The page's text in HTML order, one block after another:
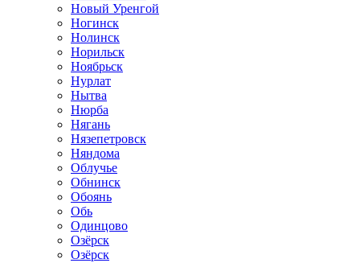
Новый Уренгой
Ногинск
Нолинск
Норильск
Ноябрьск
Нурлат
Нытва
Нюрба
Нягань
Нязепетровск
Няндома
Облучье
Обнинск
Обоянь
Обь
Одинцово
Озёрск
Озёрск